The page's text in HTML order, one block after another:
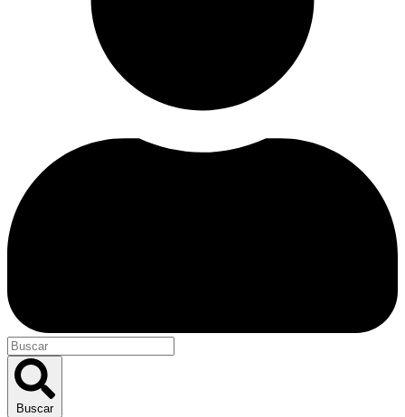
Buscar